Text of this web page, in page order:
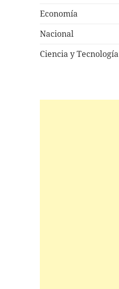
Economía
Nacional
Ciencia y Tecnología